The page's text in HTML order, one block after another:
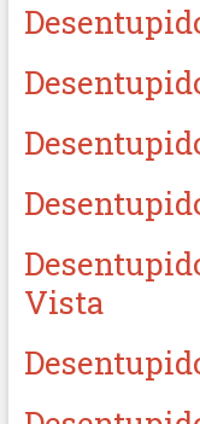
Vista